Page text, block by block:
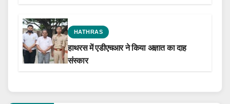
HATHRAS
हाथरस में एडीएचआर ने किया अज्ञात का दाह
संस्कार